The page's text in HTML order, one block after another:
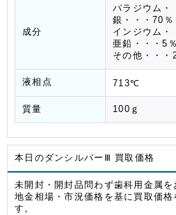
成分
パラジウム・
銀・・・70％
インジウム・
亜鉛・・・5％
その他・・・
液相点 713℃
質量 100ｇ
本日のダンシルバーⅢ 買取価格
未開封・開封品問わず歯科用金属を
地金相場・市況価格を基に買取価
す。